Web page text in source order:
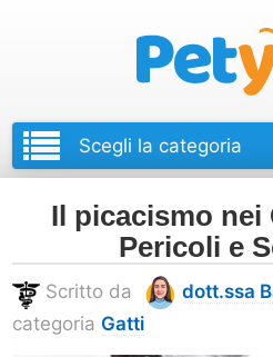
Il picacismo nei
Pericoli e
Scritto da dott.ssa
categoria Gatti